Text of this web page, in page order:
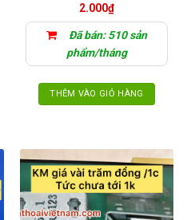
2.000₫
Đã bán: 510 sản
phẩm/tháng
THÊM VÀO GIỎ HÀNG